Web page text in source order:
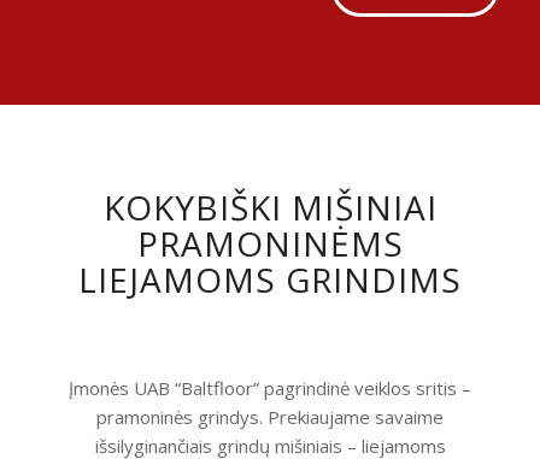
KOKYBIŠKI MIŠINIAI
PRAMONINĖMS
LIEJAMOMS GRINDIMS
Įmonės UAB “Baltfloor” pagrindinė veiklos sritis –
pramoninės grindys. Prekiaujame savaime
išsilyginančiais grindų mišiniais – liejamoms